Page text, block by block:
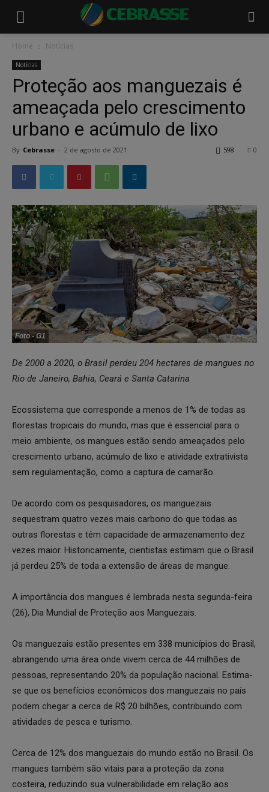
Home Notícias
Notícias
Proteção aos manguezais é
ameaçada pelo crescimento
urbano e acúmulo de lixo
By Cebrasse - 2 de agosto de 2021 0
598
Foto - G1
De 2000 a 2020, o Brasil perdeu 204 hectares de mangues no
Rio de Janeiro, Bahia, Ceará e Santa Catarina
Ecossistema que corresponde a menos de 1% de todas as
florestas tropicais do mundo, mas que é essencial para o
meio ambiente, os mangues estão sendo ameaçados pelo
crescimento urbano, acúmulo de lixo e atividade extrativista
sem regulamentação, como a captura de camarão.
De acordo com os pesquisadores, os manguezais
sequestram quatro vezes mais carbono do que todas as
outras florestas e têm capacidade de armazenamento dez
vezes maior. Historicamente, cientistas estimam que o Brasil
já perdeu 25% de toda a extensão de áreas de mangue.
A importância dos mangues é lembrada nesta segunda-feira
(26), Dia Mundial de Proteção aos Manguezais.
Os manguezais estão presentes em 338 municípios do Brasil,
abrangendo uma área onde vivem cerca de 44 milhões de
pessoas, representando 20% da população nacional. Estima-
se que os benefícios econômicos dos manguezais no país
podem chegar a cerca de R$ 20 bilhões, contribuindo com
atividades de pesca e turismo.
Cerca de 12% dos manguezais do mundo estão no Brasil. Os
mangues também são vitais para a proteção da zona
costeira, reduzindo sua vulnerabilidade em relação aos